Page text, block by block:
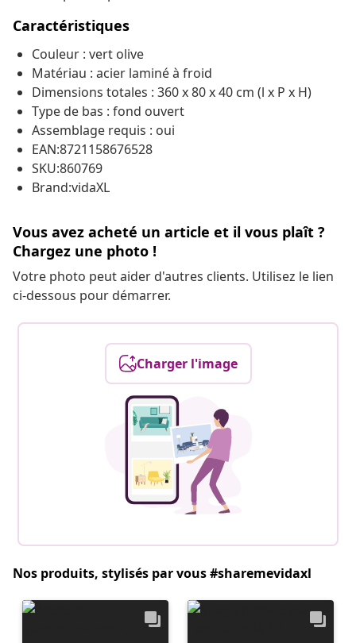
Caractéristiques
Couleur : vert olive
Matériau : acier laminé à froid
Dimensions totales : 360 x 80 x 40 cm (l x P x H)
Type de bas : fond ouvert
Assemblage requis : oui
EAN:8721158676528
SKU:860769
Brand:vidaXL
Vous avez acheté un article et il vous plaît ?
Chargez une photo !
Votre photo peut aider d'autres clients. Utilisez le lien
ci-dessous pour démarrer.
Charger l'image
Nos produits, stylisés par vous #sharemevidaxl